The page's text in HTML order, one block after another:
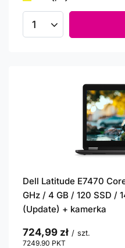
Ilość produktów
Dell Latitude E7470
GHz / 4 GB / 120 SSD /
(Update) + kamerka
724,99 zł / szt.
7249.90 PKT